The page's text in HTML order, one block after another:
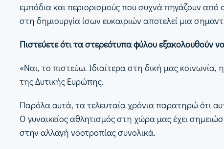
εμπόδια και περιορισμούς που συχνά πηγάζουν
στη δημιουργία ίσων ευκαιριών αποτελεί μια
Πιστεύετε ότι τα στερεότυπα φύλου εξακολουθούν
«Ναι, το πιστεύω. Ιδιαίτερα στη δική μας
της Δυτικής Ευρώπης.
Παρόλα αυτά, τα τελευταία χρόνια παρατηρώ ότι
Ο γυναικείος αθλητισμός στη χώρα μας έχει
στην αλλαγή νοοτροπίας συνολικά.